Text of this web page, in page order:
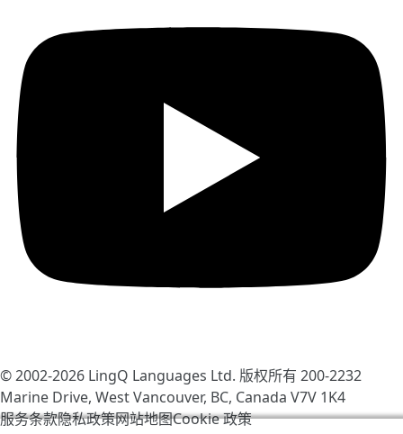
© 2002-2026 LingQ Languages Ltd. 版权所有 200-2232
Marine Drive, West Vancouver, BC, Canada V7V 1K4
服务条款隐私政策网站地图Cookie 政策